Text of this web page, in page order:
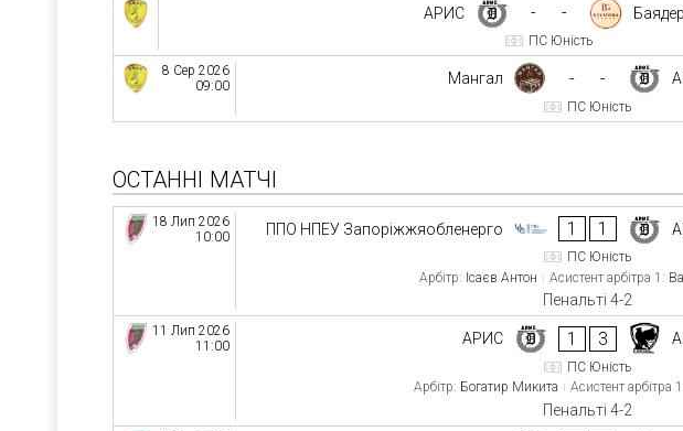
АРИС - -
ПС Юність
8 Сер 2026
09:00
Мангал - -
ПС Юність
ОСТАННІ МАТЧІ
18 Лип 2026
10:00
ППО НПЕУ Запоріжжяобленерго 1 1
ПС Юність
Арбітр: Ісаєв Антон Асистент арбітра 1:
Пенальті 4-2
11 Лип 2026
11:00
АРИС 1 3
ПС Юність
Арбітр: Богатир Микита Асистент арбітра
Пенальті 4-2